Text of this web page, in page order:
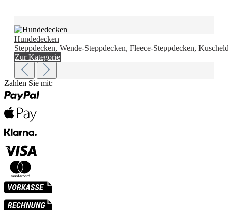
Hundedecken
Steppdecken, Wende-Steppdecken, Fleece-Steppdecken,
Zur Kategorie
Zahlen Sie mit: